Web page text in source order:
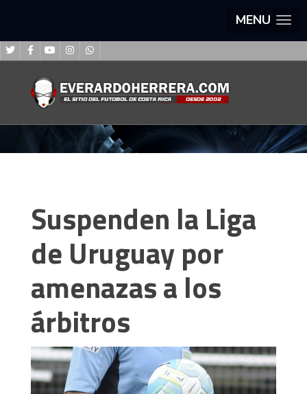
MENU
Suspenden la Liga
de Uruguay por
amenazas a los
árbitros